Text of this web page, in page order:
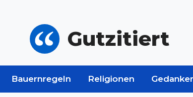
Gutzitiert
Bauernregeln Religionen